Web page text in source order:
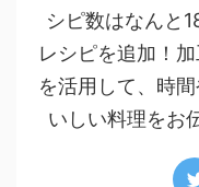
シピ数はなんと
レシピを追加！
を活用して、時
いしい料理をお